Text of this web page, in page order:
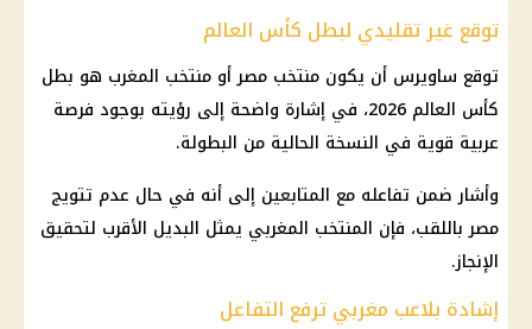
توقع غير تقليدي لبطل كأس العالم
توقع ساويرس أن يكون منتخب مصر أو منتخب المغرب هو بطل
كأس العالم 2026، في إشارة واضحة إلى رؤيته بوجود فرصة
عربية قوية في النسخة الحالية من البطولة.
وأشار ضمن تفاعله مع المتابعين إلى أنه في حال عدم تتويج
مصر باللقب، فإن المنتخب المغربي يمثل البديل الأقرب لتحقيق
الإنجاز.
إشادة بلاعب مغربي ترفع التفاعل